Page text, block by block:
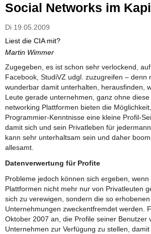
Social Networks im
Di 19.05.2009
Liest die CIA mit?
Martin Wimmer
Zugegeben, es ist schon sehr verlockend,
Facebook, StudiVZ udgl. zuzugreifen – denn
wunderbar damit unterhalten, herausfinden,
Leute gerade unternehmen, ganz ohne
networking Plattformen bieten die
Programmier-Kenntnisse eine kleine Profil-
damit sich und sein Privatleben für
kann sehr unterhaltsam sein und daher
allesamt.
Datenverwertung für Profite
Probleme jedoch können sich ergeben,
Plattformen nicht mehr nur von Privatleuten
sich zu verewigen, sondern die so
Unternehmungen zweckentfremdet werden.
Oktober 2007 an, die Profile seiner Benutzer
Unternehmen zur Verfügung zu stellen,